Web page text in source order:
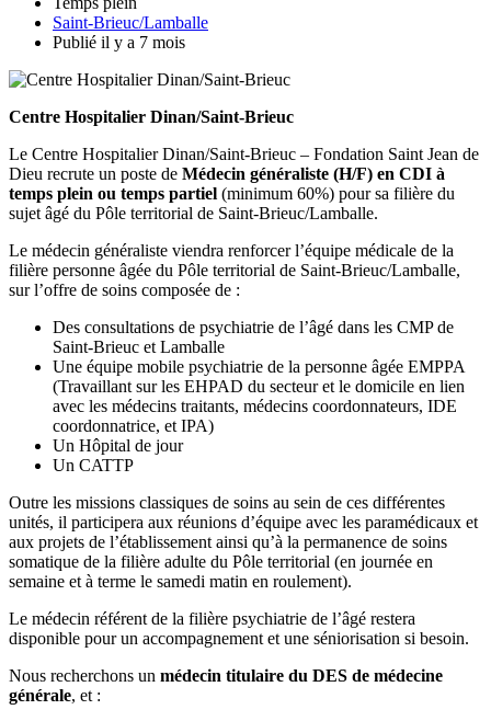
Saint-Brieuc/Lamballe
Publié il y a 7 mois
Centre Hospitalier Dinan/Saint-Brieuc
Le Centre Hospitalier Dinan/Saint-Brieuc – Fondation Saint Jean de
Dieu recrute un poste de Médecin généraliste (H/F) en CDI à
temps plein ou temps partiel (minimum 60%) pour sa filière du
sujet âgé du Pôle territorial de Saint-Brieuc/Lamballe.
Le médecin généraliste viendra renforcer l’équipe médicale de la
filière personne âgée du Pôle territorial de Saint-Brieuc/Lamballe,
sur l’offre de soins composée de :
Des consultations de psychiatrie de l’âgé dans les CMP de
Saint-Brieuc et Lamballe
Une équipe mobile psychiatrie de la personne âgée EMPPA
(Travaillant sur les EHPAD du secteur et le domicile en lien
avec les médecins traitants, médecins coordonnateurs, IDE
coordonnatrice, et IPA)
Un Hôpital de jour
Un CATTP
Outre les missions classiques de soins au sein de ces différentes
unités, il participera aux réunions d’équipe avec les paramédicaux et
aux projets de l’établissement ainsi qu’à la permanence de soins
somatique de la filière adulte du Pôle territorial (en journée en
semaine et à terme le samedi matin en roulement).
Le médecin référent de la filière psychiatrie de l’âgé restera
disponible pour un accompagnement et une séniorisation si besoin.
Nous recherchons un médecin titulaire du DES de médecine
générale, et :